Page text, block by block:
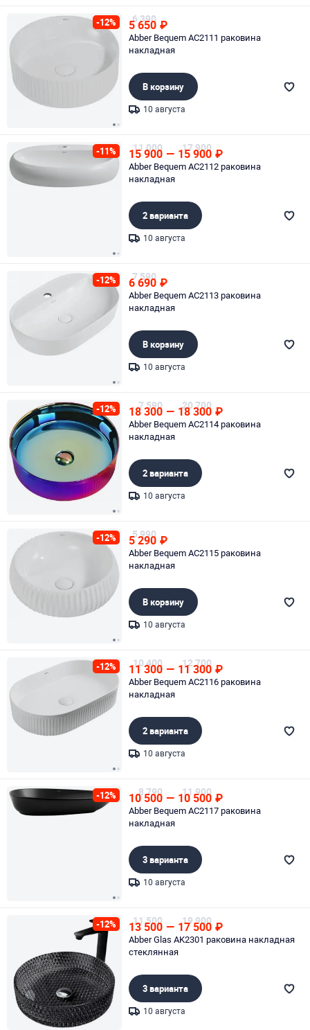
-12% 6 390
5 650 ₽
Abber Bequem AC2111 раковина
накладная
В корзину
10 августа
-11% 11 000
15 900 — 17 900
15 900 ₽
Abber Bequem AC2112 раковина
накладная
2 варианта
10 августа
-12% 7 590
6 690 ₽
Abber Bequem AC2113 раковина
накладная
В корзину
10 августа
-12% 7 590
18 300 — 20 700
18 300 ₽
Abber Bequem AC2114 раковина
накладная
2 варианта
10 августа
-12% 5 990
5 290 ₽
Abber Bequem AC2115 раковина
накладная
В корзину
10 августа
-12% 10 400
11 300 — 12 700
11 300 ₽
Abber Bequem AC2116 раковина
накладная
2 варианта
10 августа
-12% 8 790
10 500 — 11 900
10 500 ₽
Abber Bequem AC2117 раковина
накладная
3 варианта
10 августа
-12% 11 500
13 500 — 19 900
17 500 ₽
Abber Glas AK2301 раковина накладная
стеклянная
3 варианта
10 августа